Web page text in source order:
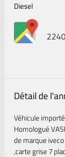
Diesel
Détail de
Véhicule
Homologué
de marque
,carte grise 7